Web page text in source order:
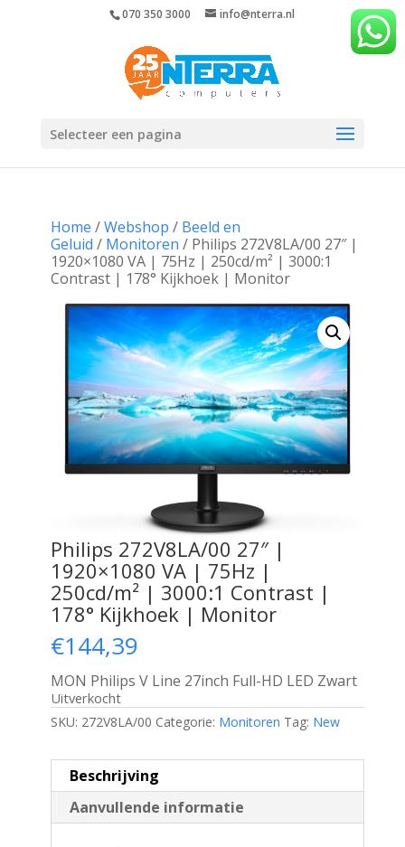
070 350 3000 info@nterra.nl
Selecteer een pagina
Home /Webshop / Beeld en
Geluid / Monitoren / Philips 272V8LA/00 27″ |
1920×1080 VA | 75Hz | 250cd/m² | 3000:1
Contrast | 178° Kijkhoek | Monitor
Philips 272V8LA/00 27″ |
1920×1080 VA | 75Hz |
250cd/m² | 3000:1 Contrast |
178° Kijkhoek | Monitor
€144,39
MON Philips V Line 27inch Full-HD LED Zwart
Uitverkocht
SKU: 272V8LA/00 Categorie: Monitoren Tag: New
Beschrijving
Aanvullende informatie